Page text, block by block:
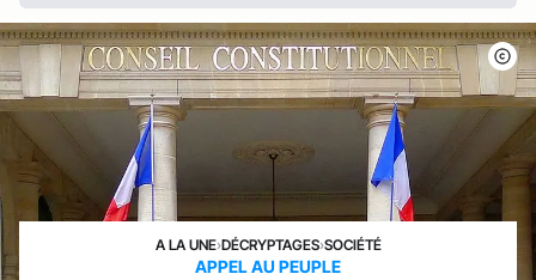
A LA UNE›DÉCRYPTAGES›SOCIÉTÉ
APPEL AU PEUPLE